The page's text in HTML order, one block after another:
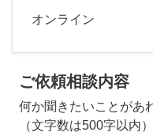
オンライン
ご依頼相談内容
何か聞きたいことがあ
（文字数は500字以内）